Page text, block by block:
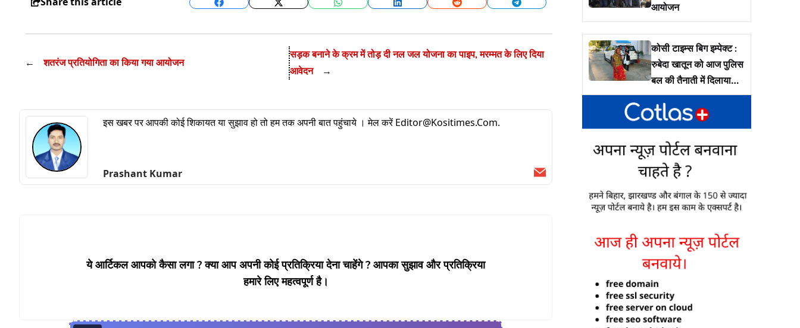
Facebook Twitter WhatsApp LinkedIn Reddit Telegram
← शतरंज प्रतियोगिता का किया गया आयोजन
सड़क बनाने के क्रम में तोड़ दी नल जल योजना का पाइप, मरम्मत के लिए दिया
आवेदन
→
इस खबर पर आपकी कोई शिकायत या सुझाव हो तो हम तक अपनी बात पहुंचाये । मेल करेंEditor@kositimes.com.
Prashant Kumar Email
ये आर्टिकल आपको कैसा लगा ? क्या आप अपनी कोई प्रतिक्रिया देना चाहेंगे ? आपका सुझाव और प्रतिक्रिया
हमारे लिए महत्वपूर्ण है।
आयोजन
कोसी टाइम्स बिग इम्पेक्ट :
रुबेदा खातून को आज पुलिस
बल की तैनाती में दिलाया
जायेगा उनके जमीं पर कब्ज़ा